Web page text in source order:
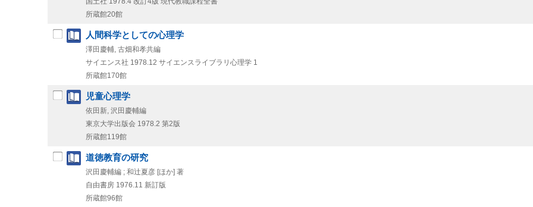
所蔵館20館
人間科学としての心理学
澤田慶輔, 古畑和孝共編
サイエンス社 1978.12 サイエンスライブラリ心理学 1
所蔵館170館
児童心理学
依田新, 沢田慶輔編
東京大学出版会 1978.2 第2版
所蔵館119館
道徳教育の研究
沢田慶輔編 ; 和辻夏彦 [ほか] 著
自由書房 1976.11 新訂版
所蔵館96館